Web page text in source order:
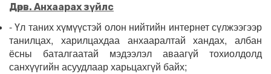
Дөрв. Анхаарах зүйлс
- Үл таних хүмүүстэй олон нийтийн интернет сүлжээгээр
танилцах, харилцахдаа анхааралтай хандах, албан
ёсны баталгаатай мэдээлэл аваагүй тохиолдолд
санхүүгийн асуудлаар харьцахгүй байх;